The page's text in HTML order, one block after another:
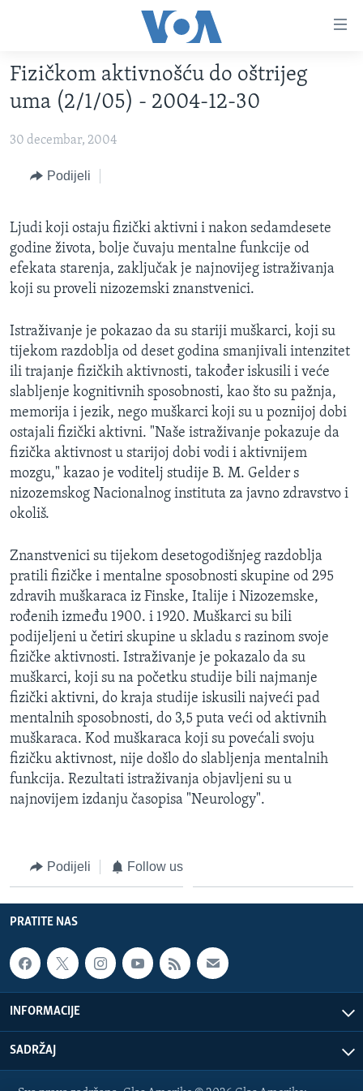
glavni
sadržaj
na
navigaciju
na
pretragu
TV PROGRAM
FOTOGRAFIJE DANA
VIJESTI
BOSNA I HERCEGOVINA
SVIJET
SPECIJALNI PROJEKTI
KORUPCIJA
SLOBODA MEDIJA
ŽENSKA STRANA
IZBJEGLIČKA STRANA
MAGAZIN
O GLASU AMERIKE
Learning English
PRATITE NAS
Jezici
Fizičkom aktivnošću do oštrijeg
uma (2/1/05) - 2004-12-30
30 decembar, 2004
Podijeli
Ljudi koji ostaju fizički aktivni i nakon sedamdesete
godine života, bolje čuvaju mentalne funkcije od
efekata starenja, zaključak je najnovijeg istraživanja
koji su proveli nizozemski znanstvenici.
Istraživanje je pokazao da su stariji muškarci, koji su
tijekom razdoblja od deset godina smanjivali intenzitet
ili trajanje fizičkih aktivnosti, također iskusili i veće
slabljenje kognitivnih sposobnosti, kao što su pažnja,
memorija i jezik, nego muškarci koji su u poznijoj dobi
ostajali fizički aktivni. "Naše istraživanje pokazuje da
fizička aktivnost u starijoj dobi vodi i aktivnijem
mozgu," kazao je voditelj studije B. M. Gelder s
nizozemskog Nacionalnog instituta za javno zdravstvo i
okoliš.
Znanstvenici su tijekom desetogodišnjeg razdoblja
pratili fizičke i mentalne sposobnosti skupine od 295
zdravih muškaraca iz Finske, Italije i Nizozemske,
rođenih između 1900. i 1920. Muškarci su bili
podijeljeni u četiri skupine u skladu s razinom svoje
fizičke aktivnosti. Istraživanje je pokazalo da su
muškarci, koji su na početku studije bili najmanje
fizički aktivni, do kraja studije iskusili najveći pad
mentalnih sposobnosti, do 3,5 puta veći od aktivnih
muškaraca. Kod muškaraca koji su povećali svoju
fizičku aktivnost, nije došlo do slabljenja mentalnih
funkcija. Rezultati istraživanja objavljeni su u
najnovijem izdanju časopisa "Neurology".
Podijeli Follow us
PRATITE NAS
INFORMACIJE
SADRŽAJ